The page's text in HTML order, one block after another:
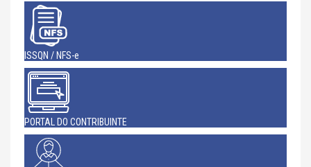
ISSQN / NFS-e
PORTAL DO CONTRIBUINTE